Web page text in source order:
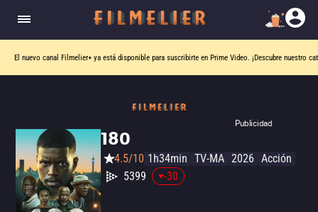
El nuevo canal Filmelier+ ya está disponible para suscribirte en Prime Video. ¡Descubre nuestro
Publicidad
180
4.5/10 1h34min TV-MA 2026 Acción
5399
-30